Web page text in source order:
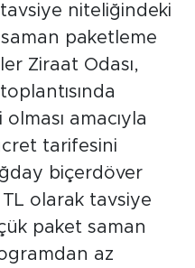
niteliğindeki
paketleme
Ziraat Odası,
amacıyla
tarifesini
biçerdöver
olarak tavsiye
paket saman
az